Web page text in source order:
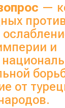
—
и
от